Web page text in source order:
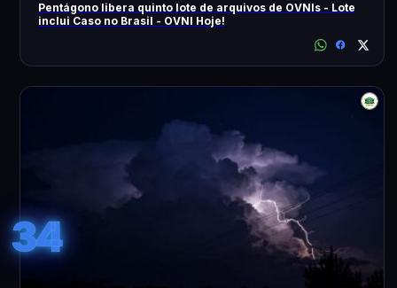
Pentágono libera quinto lote de arquivos de OVNIs - Lote
inclui Caso no Brasil - OVNI Hoje!
34